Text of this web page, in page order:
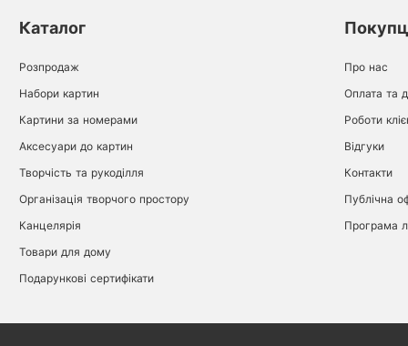
Каталог
Розпродаж
Набори картин
Картини за номерами
Аксесуари до картин
Творчість та рукоділля
Організація творчого простору
Канцелярія
Товари для дому
Подарункові сертифікати
Про нас
Оплата та
Роботи
Відгуки
Контакти
Публічна
Програма